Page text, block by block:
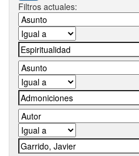
Filtros actuales: